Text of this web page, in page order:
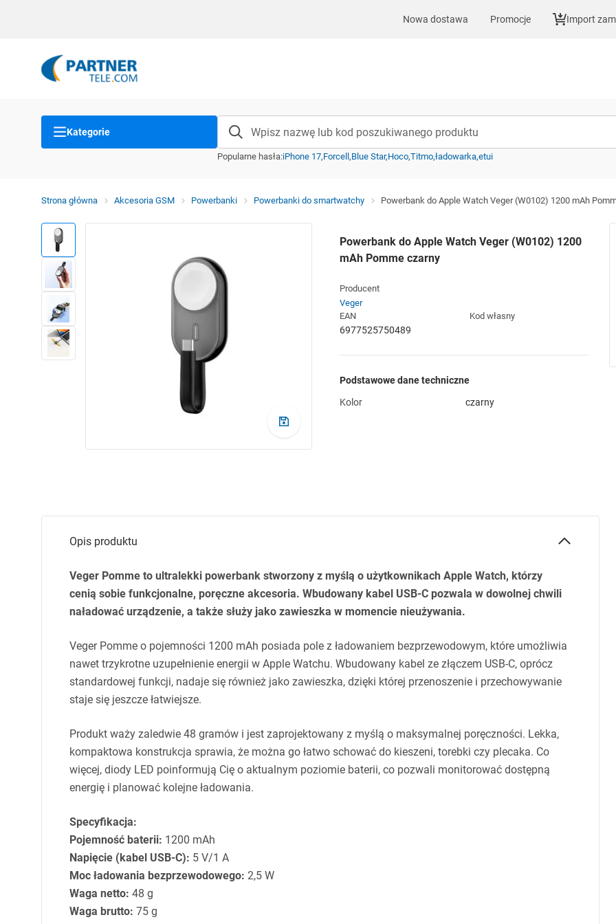
Nowa dostawa Promocje Import
Kategorie
Popularne hasła:iPhone 17 Forcell Blue Star Hoco Titmo ładowarka etui
Strona główna Akcesoria GSM Powerbanki Powerbanki do smartwatchy Powerbank do Apple Watch Veger (W0102) 1200 mAh
Powerbank do Apple Watch Veger (W0102) 1200
mAh Pomme czarny
Producent
Veger
EAN
6977525750489
Kod własny
Podstawowe dane techniczne
Kolor
czarny
Opis produktu
Veger Pomme to ultralekki powerbank stworzony z myślą o użytkownikach Apple Watch, którzy
cenią sobie funkcjonalne, poręczne akcesoria. Wbudowany kabel USB-C pozwala w dowolnej chwili
naładować urządzenie, a także służy jako zawieszka w momencie nieużywania.
Veger Pomme o pojemności 1200 mAh posiada pole z ładowaniem bezprzewodowym, które umożliwia
nawet trzykrotne uzupełnienie energii w Apple Watchu. Wbudowany kabel ze złączem USB-C, oprócz
standardowej funkcji, nadaje się również jako zawieszka, dzięki której przenoszenie i przechowywanie
staje się jeszcze łatwiejsze.
Produkt waży zaledwie 48 gramów i jest zaprojektowany z myślą o maksymalnej poręczności. Lekka,
kompaktowa konstrukcja sprawia, że można go łatwo schować do kieszeni, torebki czy plecaka. Co
więcej, diody LED poinformują Cię o aktualnym poziomie baterii, co pozwali monitorować dostępną
energię i planować kolejne ładowania.
Specyfikacja:
Pojemność baterii: 1200 mAh
Napięcie (kabel USB-C): 5 V/1 A
Moc ładowania bezprzewodowego: 2,5 W
Waga netto: 48 g
Waga brutto: 75 g